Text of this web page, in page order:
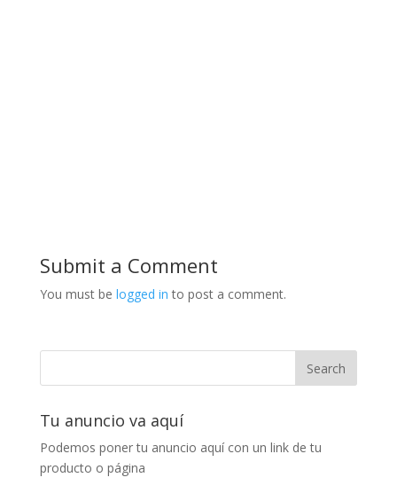
Submit a Comment
You must be logged in to post a comment.
Tu anuncio va aquí
Podemos poner tu anuncio aquí con un link de tu
producto o página